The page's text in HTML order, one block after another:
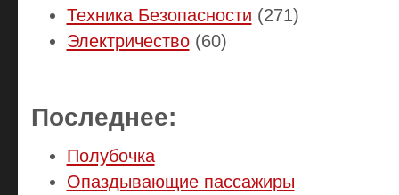
Техника Безопасности (271)
Электричество(60)
Последнее:
Полубочка
Опаздывающие пассажиры